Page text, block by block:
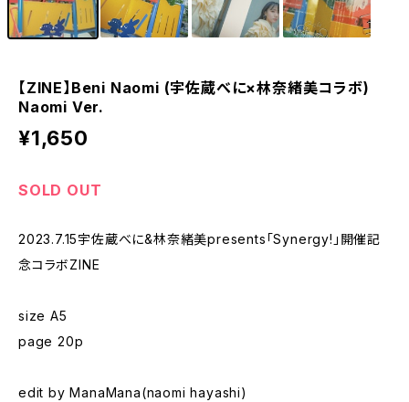
【ZINE】Beni Naomi (宇佐蔵べに×林奈緒美コラボ)
Naomi Ver.
¥1,650
SOLD OUT
2023.7.15宇佐蔵べに&林奈緒美presents「Synergy!」開催記
念コラボZINE
size A5
page 20p
edit by ManaMana(naomi hayashi)